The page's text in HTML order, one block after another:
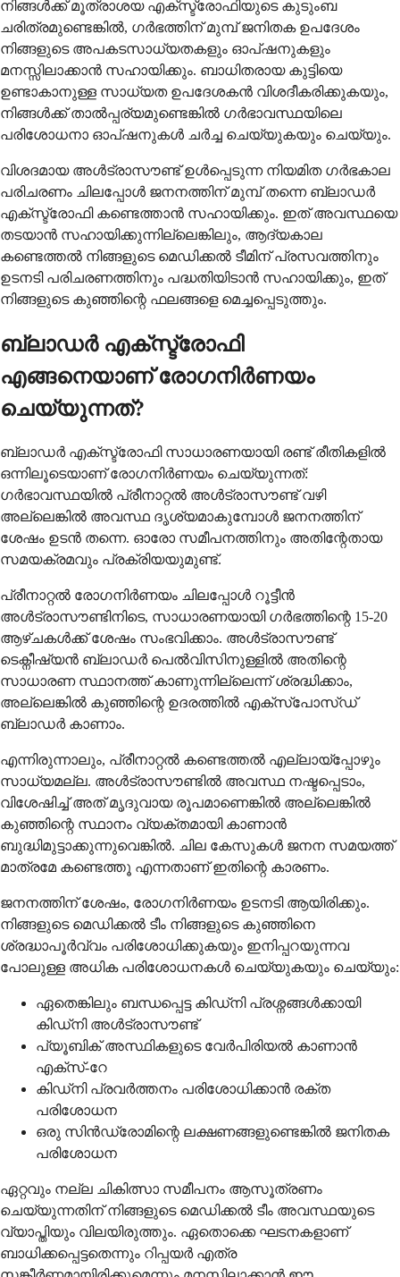
നിങ്ങൾക്ക് മൂത്രാശയ എക്സ്ട്രോഫിയുടെ കുടുംബ
ചരിത്രമുണ്ടെങ്കിൽ, ഗർഭത്തിന് മുമ്പ് ജനിതക ഉപദേശം
നിങ്ങളുടെ അപകടസാധ്യതകളും ഓപ്ഷനുകളും
മനസ്സിലാക്കാൻ സഹായിക്കും. ബാധിതരായ കുട്ടിയെ
ഉണ്ടാകാനുള്ള സാധ്യത ഉപദേശകൻ വിശദീകരിക്കുകയും,
നിങ്ങൾക്ക് താൽപ്പര്യമുണ്ടെങ്കിൽ ഗർഭാവസ്ഥയിലെ
പരിശോധനാ ഓപ്ഷനുകൾ ചർച്ച ചെയ്യുകയും ചെയ്യും.
വിശദമായ അൾട്രാസൗണ്ട് ഉൾപ്പെടുന്ന നിയമിത ഗർഭകാല
പരിചരണം ചിലപ്പോൾ ജനനത്തിന് മുമ്പ് തന്നെ ബ്ലാഡർ
എക്സ്ട്രോഫി കണ്ടെത്താൻ സഹായിക്കും. ഇത് അവസ്ഥയെ
തടയാൻ സഹായിക്കുന്നില്ലെങ്കിലും, ആദ്യകാല
കണ്ടെത്തൽ നിങ്ങളുടെ മെഡിക്കൽ ടീമിന് പ്രസവത്തിനും
ഉടനടി പരിചരണത്തിനും പദ്ധതിയിടാൻ സഹായിക്കും, ഇത്
നിങ്ങളുടെ കുഞ്ഞിന്റെ ഫലങ്ങളെ മെച്ചപ്പെടുത്തും.
ബ്ലാഡർ എക്സ്ട്രോഫി
എങ്ങനെയാണ് രോഗനിർണയം
ചെയ്യുന്നത്?
ബ്ലാഡർ എക്സ്ട്രോഫി സാധാരണയായി രണ്ട് രീതികളിൽ
ഒന്നിലൂടെയാണ് രോഗനിർണയം ചെയ്യുന്നത്:
ഗർഭാവസ്ഥയിൽ പ്രീനാറ്റൽ അൾട്രാസൗണ്ട് വഴി
അല്ലെങ്കിൽ അവസ്ഥ ദൃശ്യമാകുമ്പോൾ ജനനത്തിന്
ശേഷം ഉടൻ തന്നെ. ഓരോ സമീപനത്തിനും അതിന്റേതായ
സമയക്രമവും പ്രക്രിയയുമുണ്ട്.
പ്രീനാറ്റൽ രോഗനിർണയം ചിലപ്പോൾ റൂട്ടീൻ
അൾട്രാസൗണ്ടിനിടെ, സാധാരണയായി ഗർഭത്തിന്റെ 15-20
ആഴ്ചകൾക്ക് ശേഷം സംഭവിക്കാം. അൾട്രാസൗണ്ട്
ടെക്നീഷ്യൻ ബ്ലാഡർ പെൽവിസിനുള്ളിൽ അതിന്റെ
സാധാരണ സ്ഥാനത്ത് കാണുന്നില്ലെന്ന് ശ്രദ്ധിക്കാം,
അല്ലെങ്കിൽ കുഞ്ഞിന്റെ ഉദരത്തിൽ എക്സ്പോസ്ഡ്
ബ്ലാഡർ കാണാം.
എന്നിരുന്നാലും, പ്രീനാറ്റൽ കണ്ടെത്തൽ എല്ലായ്പ്പോഴും
സാധ്യമല്ല. അൾട്രാസൗണ്ടിൽ അവസ്ഥ നഷ്ടപ്പെടാം,
വിശേഷിച്ച് അത് മൃദുവായ രൂപമാണെങ്കിൽ അല്ലെങ്കിൽ
കുഞ്ഞിന്റെ സ്ഥാനം വ്യക്തമായി കാണാൻ
ബുദ്ധിമുട്ടാക്കുന്നുവെങ്കിൽ. ചില കേസുകൾ ജനന സമയത്ത്
മാത്രമേ കണ്ടെത്തൂ എന്നതാണ് ഇതിന്റെ കാരണം.
ജനനത്തിന് ശേഷം, രോഗനിർണയം ഉടനടി ആയിരിക്കും.
നിങ്ങളുടെ മെഡിക്കൽ ടീം നിങ്ങളുടെ കുഞ്ഞിനെ
ശ്രദ്ധാപൂർവ്വം പരിശോധിക്കുകയും ഇനിപ്പറയുന്നവ
പോലുള്ള അധിക പരിശോധനകൾ ചെയ്യുകയും ചെയ്യും:
ഏതെങ്കിലും ബന്ധപ്പെട്ട കിഡ്നി പ്രശ്നങ്ങൾക്കായി
കിഡ്നി അൾട്രാസൗണ്ട്
പ്യൂബിക് അസ്ഥികളുടെ വേർപിരിയൽ കാണാൻ
എക്സ്-റേ
കിഡ്നി പ്രവർത്തനം പരിശോധിക്കാൻ രക്ത
പരിശോധന
ഒരു സിൻഡ്രോമിന്റെ ലക്ഷണങ്ങളുണ്ടെങ്കിൽ ജനിതക
പരിശോധന
ഏറ്റവും നല്ല ചികിത്സാ സമീപനം ആസൂത്രണം
ചെയ്യുന്നതിന് നിങ്ങളുടെ മെഡിക്കൽ ടീം അവസ്ഥയുടെ
വ്യാപ്തിയും വിലയിരുത്തും. ഏതൊക്കെ ഘടനകളാണ്
ബാധിക്കപ്പെട്ടതെന്നും റിപ്പയർ എത്ര